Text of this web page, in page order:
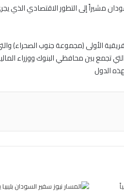
مشيراً إلى التطور الاقتصادي الذي
الأولى (مجموعة جنوب الصحراء)
والتي تجمع بين محافظي البنوك ووزراء
الدول